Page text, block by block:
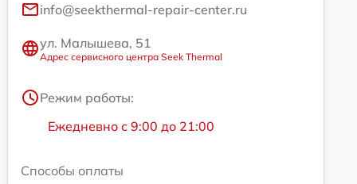
info@seekthermal-repair-center.ru
ул. Малышева, 51
Адрес сервисного центра Seek Thermal
Режим работы:
Ежедневно с 9:00 до 21:00
Способы оплаты